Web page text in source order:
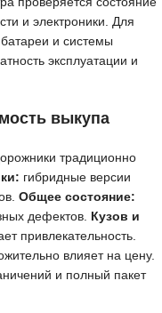
и электроники. Для
и системы
эксплуатации и
выкупа
традиционно
гибридные версии
Общее состояние:
дефектов. Кузов и
привлекательность.
влияет на цену.
и полный пакет